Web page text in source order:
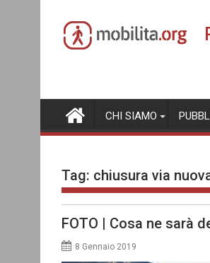
content
CHI SIAMO
Tag: chiusura via
FOTO | Cosa ne sarà
8 Gennaio 2019